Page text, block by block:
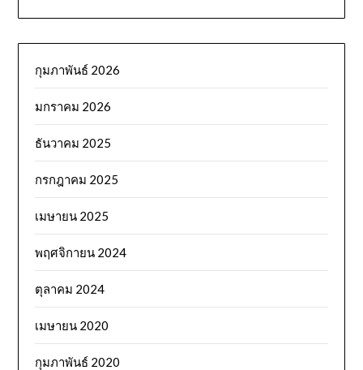
กุมภาพันธ์ 2026
มกราคม 2026
ธันวาคม 2025
กรกฎาคม 2025
เมษายน 2025
พฤศจิกายน 2024
ตุลาคม 2024
เมษายน 2020
กุมภาพันธ์ 2020